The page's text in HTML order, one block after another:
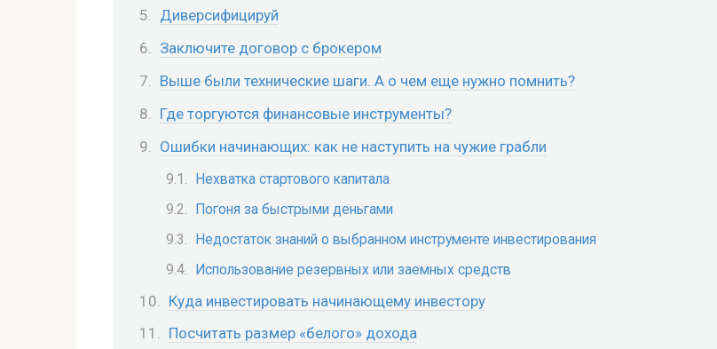
Диверсифицируй
Заключите договор с брокером
Выше были технические шаги. А о чем еще нужно помнить?
Где торгуются финансовые инструменты?
Ошибки начинающих: как не наступить на чужие грабли
Нехватка стартового капитала
Погоня за быстрыми деньгами
Недостаток знаний о выбранном инструменте инвестирования
Использование резервных или заемных средств
Куда инвестировать начинающему инвестору
Посчитать размер «белого» дохода